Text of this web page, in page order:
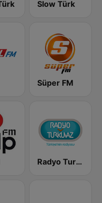
Slow Türk
Süper FM
Radyo Turkuvaz